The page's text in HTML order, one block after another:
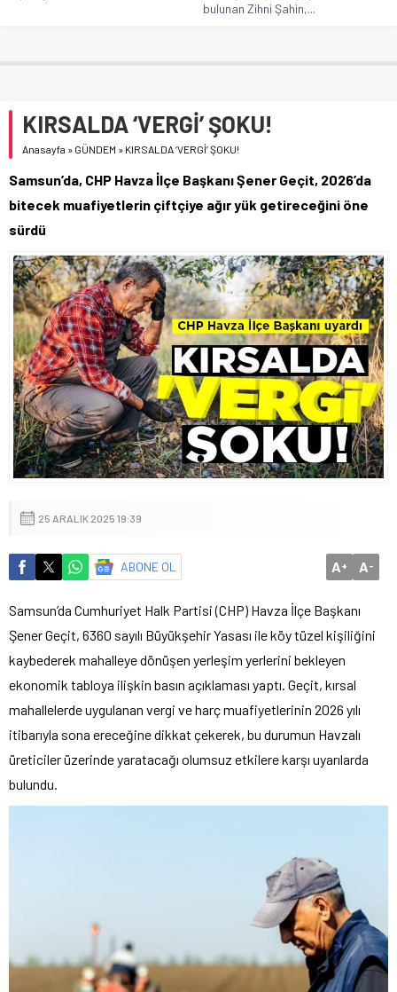
bulunan Zihni Şahin,...
KIRSALDA ‘VERGİ’ ŞOKU!
Anasayfa » GÜNDEM » KIRSALDA ‘VERGİ’ ŞOKU!
Samsun’da, CHP Havza İlçe Başkanı Şener Geçit, 2026’da
bitecek muafiyetlerin çiftçiye ağır yük getireceğini öne
sürdü
25 ARALIK 2025 19:39
ABONE OL A+ A-
Samsun’da Cumhuriyet Halk Partisi (CHP) Havza İlçe Başkanı
Şener Geçit, 6360 sayılı Büyükşehir Yasası ile köy tüzel kişiliğini
kaybederek mahalleye dönüşen yerleşim yerlerini bekleyen
ekonomik tabloya ilişkin basın açıklaması yaptı. Geçit, kırsal
mahallelerde uygulanan vergi ve harç muafiyetlerinin 2026 yılı
itibarıyla sona ereceğine dikkat çekerek, bu durumun Havzalı
üreticiler üzerinde yaratacağı olumsuz etkilere karşı uyarılarda
bulundu.